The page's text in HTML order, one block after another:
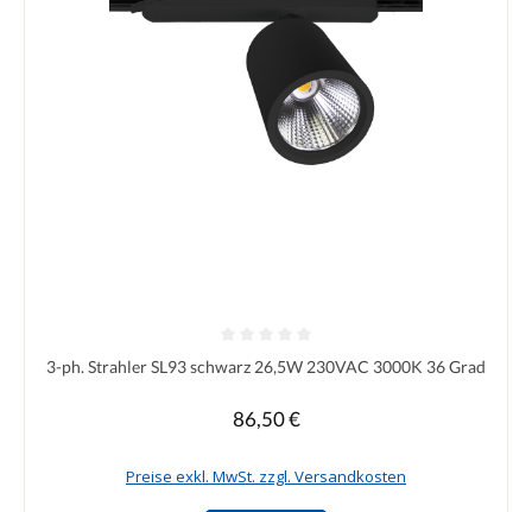
Durchschnittliche Bewertung von 0 von 5 Sternen
3-ph. Strahler SL93 schwarz 26,5W 230VAC 3000K 36 Grad
Regulärer Preis:
86,50 €
Preise exkl. MwSt. zzgl. Versandkosten